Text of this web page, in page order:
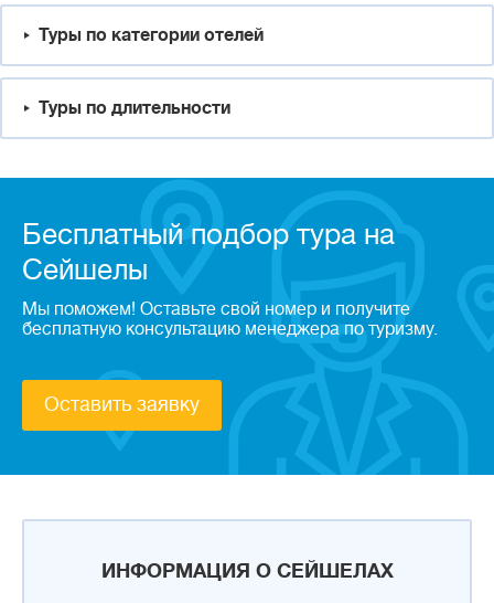
ИНФОРМАЦИЯ О СЕЙШЕЛАХ
Туры по категории отелей
Туры по длительности
Бесплатный подбор тура на
Сейшелы
Мы поможем! Оставьте свой номер и получите
бесплатную консультацию менеджера по туризму.
Оставить заявку